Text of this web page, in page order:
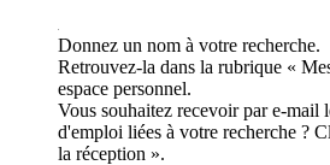
Donnez un nom à votre recherche.
Retrouvez-la dans la rubrique «
espace personnel.
Vous souhaitez recevoir par e-mail
d'emploi liées à votre recherche ?
la réception ».